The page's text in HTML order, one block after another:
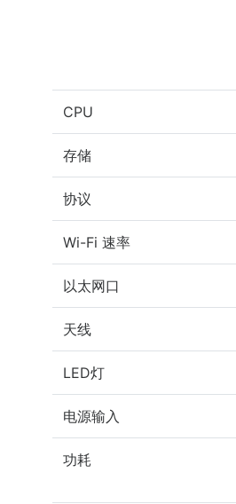
CPU
存储
协议
Wi-Fi 速率
以太网口
天线
LED灯
电源输入
功耗